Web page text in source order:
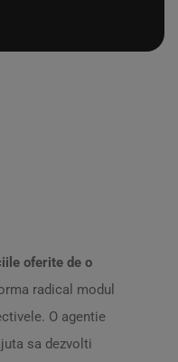
oferite de o
radical modul
O agentie
sa dezvolti